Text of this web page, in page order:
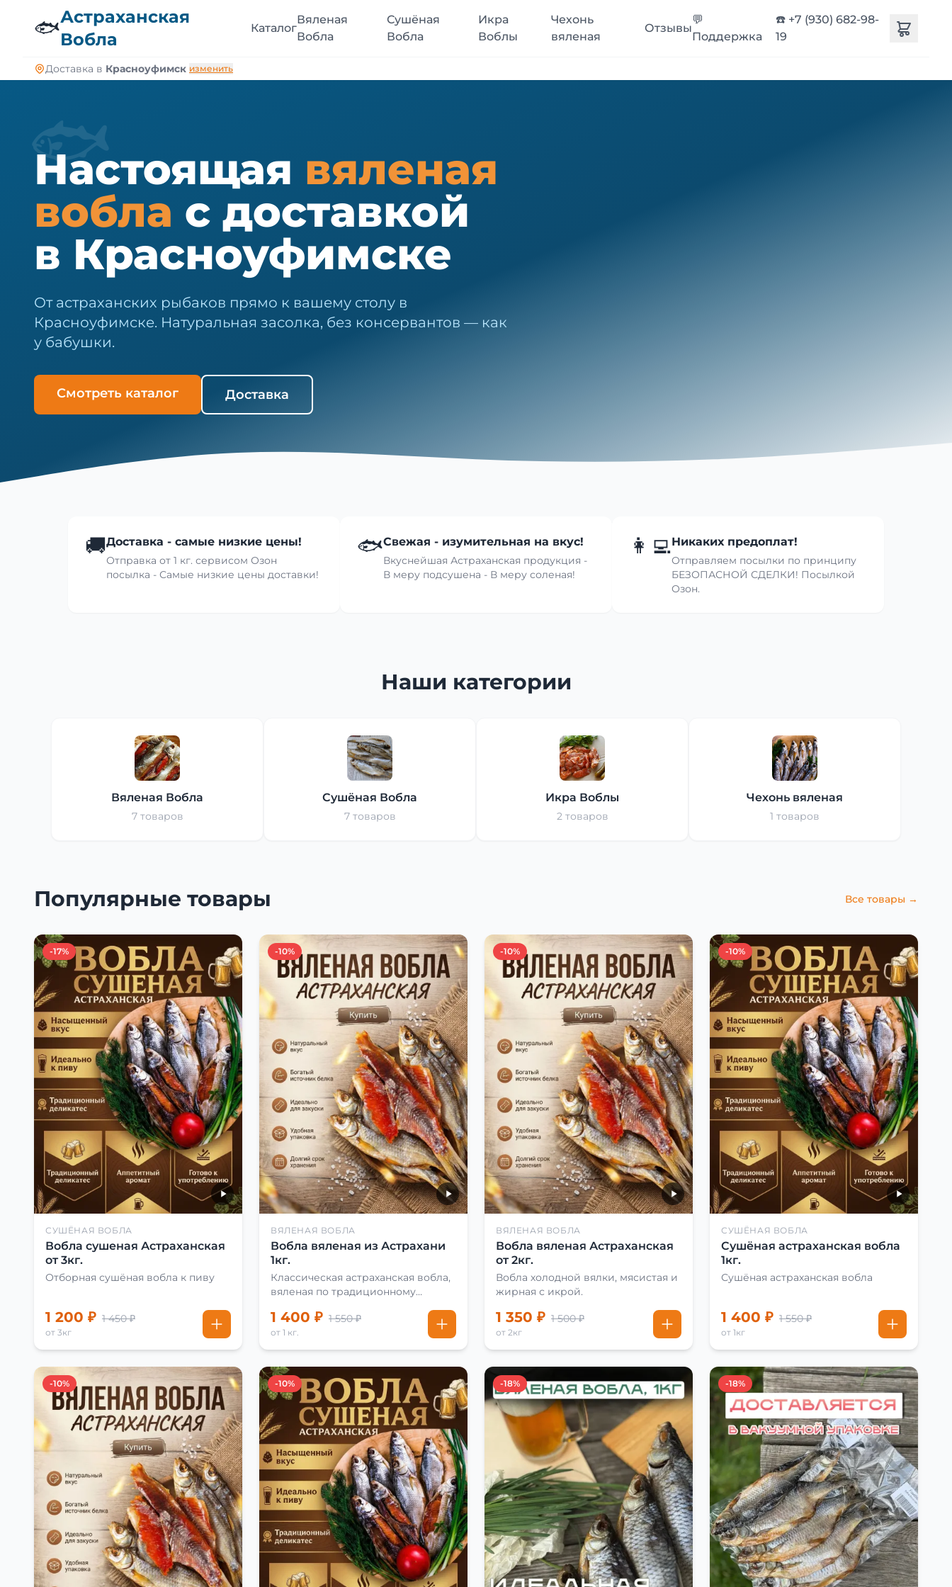
🐟Астраханская
Вобла
Каталог
Вяленая
Вобла
Сушёная
Вобла
Икра
Воблы
Чехонь
вяленая
Отзывы
💬
Поддержка
☎️ +7 (930) 682-98-
19
Доставка в Красноуфимск изменить
🐟
Настоящая вяленая
вобла с доставкой
в Красноуфимске
От астраханских рыбаков прямо к вашему столу в
Красноуфимске. Натуральная засолка, без консервантов — как
у бабушки.
Смотреть каталог Доставка
🚚Доставка - самые низкие цены!
Отправка от 1 кг. сервисом Озон
посылка - Самые низкие цены доставки!
🐟Свежая - изумительная на вкус!
Вкуснейшая Астраханская продукция -
В меру подсушена - В меру соленая!
👩‍💻Никаких предоплат!
Отправляем посылки по принципу
БЕЗОПАСНОЙ СДЕЛКИ! Посылкой
Озон.
Наши категории
Вяленая Вобла
7 товаров
Сушёная Вобла
7 товаров
Икра Воблы
2 товаров
Чехонь вяленая
1 товаров
Популярные товары Все товары →
-17%
СУШЁНАЯ ВОБЛА
Вобла сушеная Астраханская
от 3кг.
Отборная сушёная вобла к пиву
1 200 ₽ 1 450 ₽
от 3кг
-10%
ВЯЛЕНАЯ ВОБЛА
Вобла вяленая из Астрахани
1кг.
Классическая астраханская вобла,
вяленая по традиционному
1 400 ₽ 1 550 ₽
от 1 кг.
-10%
ВЯЛЕНАЯ ВОБЛА
Вобла вяленая Астраханская
от 2кг.
Вобла холодной вялки, мясистая и
жирная с икрой.
1 350 ₽ 1 500 ₽
от 2кг
-10%
СУШЁНАЯ ВОБЛА
Сушёная астраханская вобла
1кг.
Сушёная астраханская вобла
1 400 ₽ 1 550 ₽
от 1кг
-10% -10% -18% -18%